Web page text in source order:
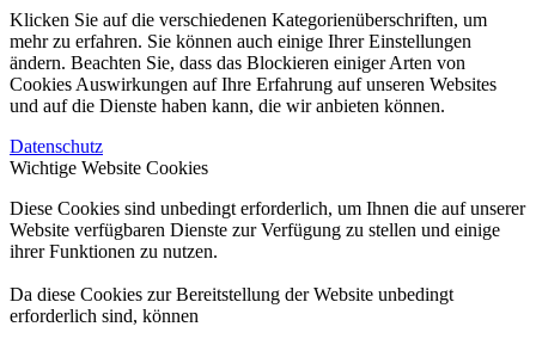
Klicken Sie auf die verschiedenen Kategorienüberschriften, um
mehr zu erfahren. Sie können auch einige Ihrer Einstellungen
ändern. Beachten Sie, dass das Blockieren einiger Arten von
Cookies Auswirkungen auf Ihre Erfahrung auf unseren Websites
und auf die Dienste haben kann, die wir anbieten können.
Datenschutz
Wichtige Website Cookies
Diese Cookies sind unbedingt erforderlich, um Ihnen die auf unserer
Website verfügbaren Dienste zur Verfügung zu stellen und einige
ihrer Funktionen zu nutzen.
Da diese Cookies zur Bereitstellung der Website unbedingt
erforderlich sind, können